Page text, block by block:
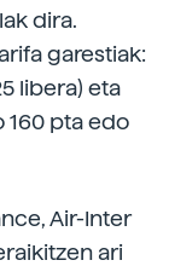
dira.
garestiak:
libera) eta
160 pta edo
Air-Inter
ari